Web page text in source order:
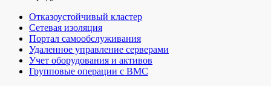
Отказоустойчивый кластер
Сетевая изоляция
Портал самообслуживания
Удаленное управление серверами
Учет оборудования и активов
Групповые операции с BMC